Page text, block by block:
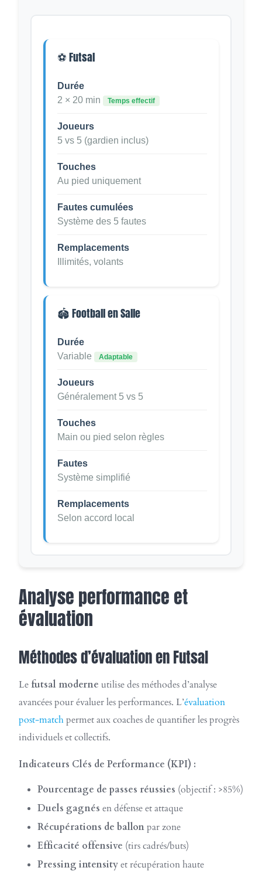
⚽ Futsal
Durée
2 × 20 min
Temps effectif
Joueurs
5 vs 5 (gardien inclus)
Touches
Au pied uniquement
Fautes cumulées
Système des 5 fautes
Remplacements
Illimités, volants
🏟️ Football en Salle
Durée
Variable
Adaptable
Joueurs
Généralement 5 vs 5
Touches
Main ou pied selon règles
Fautes
Système simplifié
Remplacements
Selon accord local
Analyse performance et
évaluation
Méthodes d’évaluation en Futsal
Le futsal moderne utilise des méthodes d’analyse
avancées pour évaluer les performances. L’évaluation
post-matchpermet aux coaches de quantifier les progrès
individuels et collectifs.
Indicateurs Clés de Performance (KPI) :
Pourcentage de passes réussies (objectif : >85%)
Duels gagnés en défense et attaque
Récupérations de ballonpar zone
Efficacité offensive (tirs cadrés/buts)
Pressing intensityet récupération haute